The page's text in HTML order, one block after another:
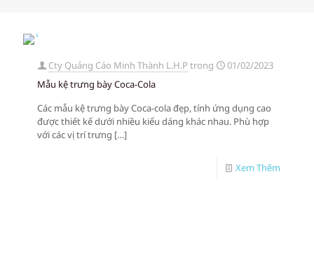
Cty Quảng Cáo Minh Thành L.H.P trong
01/02/2023
Mẫu kệ trưng bày Coca-Cola
Các mẫu kệ trưng bày Coca-cola đẹp, tính ứng dụng cao
được thiết kế dưới nhiều kiểu dáng khác nhau. Phù hợp
với các vị trí trưng […]
Xem Thêm